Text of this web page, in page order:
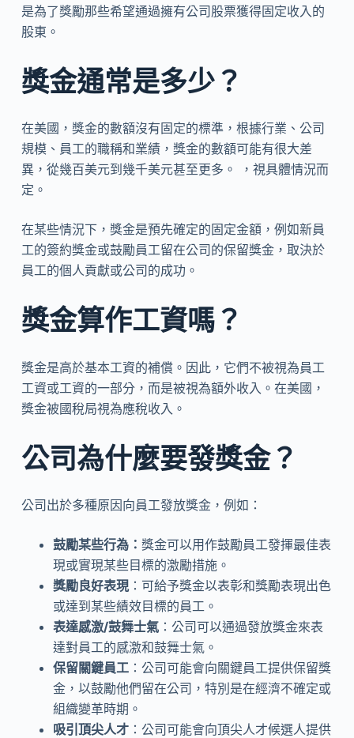
是為了獎勵那些希望通過擁有公司股票獲得固定收入的
股東。
獎金通常是多少？
在美國，獎金的數額沒有固定的標準，根據行業、公司
規模、員工的職稱和業績，獎金的數額可能有很大差
異，從幾百美元到幾千美元甚至更多。 ，視具體情況而
定。
在某些情況下，獎金是預先確定的固定金額，例如新員
工的簽約獎金或鼓勵員工留在公司的保留獎金，取決於
員工的個人貢獻或公司的成功。
獎金算作工資嗎？
獎金是高於基本工資的補償。因此，它們不被視為員工
工資或工資的一部分，而是被視為額外收入。在美國，
獎金被國稅局視為應稅收入。
公司為什麼要發獎金？
公司出於多種原因向員工發放獎金，例如：
鼓勵某些行為： 獎金可以用作鼓勵員工發揮最佳表
現或實現某些目標的激勵措施。
獎勵良好表現：可給予獎金以表彰和獎勵表現出色
或達到某些績效目標的員工。
表達感激/鼓舞士氣：公司可以通過發放獎金來表
達對員工的感激和鼓舞士氣。
保留關鍵員工：公司可能會向關鍵員工提供保留獎
金，以鼓勵他們留在公司，特別是在經濟不確定或
組織變革時期。
吸引頂尖人才：公司可能會向頂尖人才候選人提供